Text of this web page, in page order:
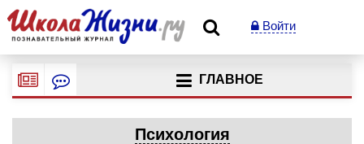
Войти
ГЛАВНОЕ
Психология